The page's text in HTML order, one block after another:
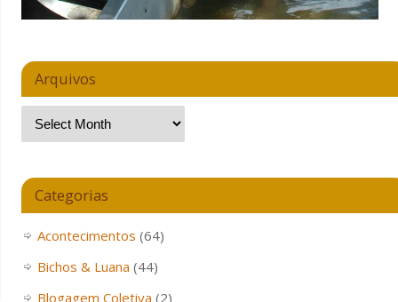
Arquivos
Categorias
Acontecimentos (64)
Bichos & Luana (44)
Blogagem Coletiva (2)